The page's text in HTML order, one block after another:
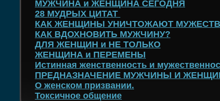
МУЖЧИНА и ЖЕНЩИНА СЕГОДНЯ
28 МУДРЫХ ЦИТАТ
КАК ЖЕНЩИНЫ УНИЧТОЖАЮТ
КАК ВДОХНОВИТЬ МУЖЧИНУ?
ДЛЯ ЖЕНЩИН и НЕ ТОЛЬКО
ЖЕНЩИНА и ПЕРЕМЕНЫ
Истинная женственность и
ПРЕДНАЗНАЧЕНИЕ МУЖЧИНЫ И
О женском призвании.
Токсичное общение